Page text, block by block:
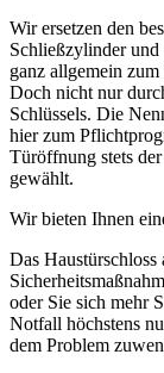
Wir ersetzen den
Schließzylinder
ganz allgemein
Doch nicht nur
Schlüssels. Die
hier zum
Türöffnung stets
gewählt.
Wir bieten Ihnen
Das Haustürschloss
oder Sie sich mehr
Notfall höchstens
dem Problem